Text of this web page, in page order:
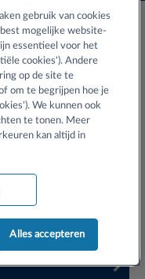
rechten voorbehouden.
gebruik van cookies
mogelijke website-
essentieel voor het
cookies'). Andere
op de site te
om te begrijpen hoe je
We kunnen ook
te tonen. Meer
kan altijd in
Alles accepteren